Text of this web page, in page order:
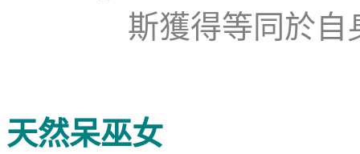
斯獲得等同於自
天然呆巫女